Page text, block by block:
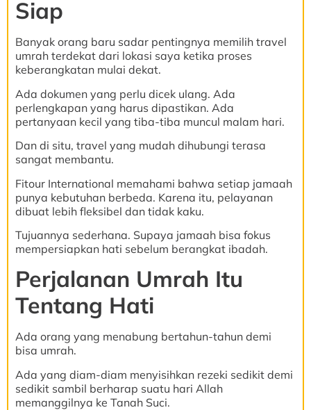
Siap
Banyak orang baru sadar pentingnya memilih travel
umrah terdekat dari lokasi saya ketika proses
keberangkatan mulai dekat.
Ada dokumen yang perlu dicek ulang. Ada
perlengkapan yang harus dipastikan. Ada
pertanyaan kecil yang tiba-tiba muncul malam hari.
Dan di situ, travel yang mudah dihubungi terasa
sangat membantu.
Fitour International memahami bahwa setiap jamaah
punya kebutuhan berbeda. Karena itu, pelayanan
dibuat lebih fleksibel dan tidak kaku.
Tujuannya sederhana. Supaya jamaah bisa fokus
mempersiapkan hati sebelum berangkat ibadah.
Perjalanan Umrah Itu
Tentang Hati
Ada orang yang menabung bertahun-tahun demi
bisa umrah.
Ada yang diam-diam menyisihkan rezeki sedikit demi
sedikit sambil berharap suatu hari Allah
memanggilnya ke Tanah Suci.